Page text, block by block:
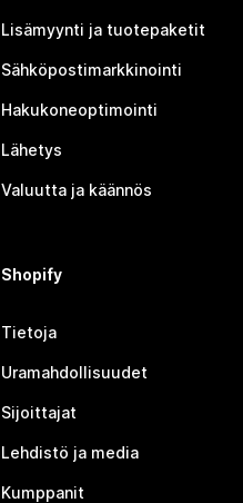
Lisämyynti ja tuotepaketit
Sähköpostimarkkinointi
Hakukoneoptimointi
Lähetys
Valuutta ja käännös
Shopify
Tietoja
Uramahdollisuudet
Sijoittajat
Lehdistö ja media
Kumppanit